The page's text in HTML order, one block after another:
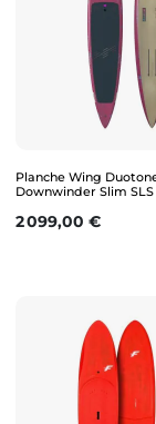
Planche Wing
Downwinder Slim SLS
Prix
2 099,00 €